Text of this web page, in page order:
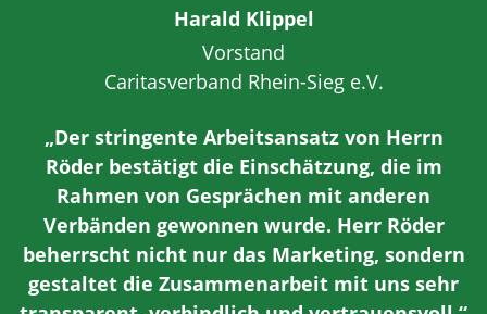
Harald Klippel
Vorstand
Caritasverband Rhein-Sieg e.V.
„Der stringente Arbeitsansatz von Herrn
Röder bestätigt die Einschätzung, die im
Rahmen von Gesprächen mit anderen
Verbänden gewonnen wurde. Herr Röder
beherrscht nicht nur das Marketing, sondern
gestaltet die Zusammenarbeit mit uns sehr